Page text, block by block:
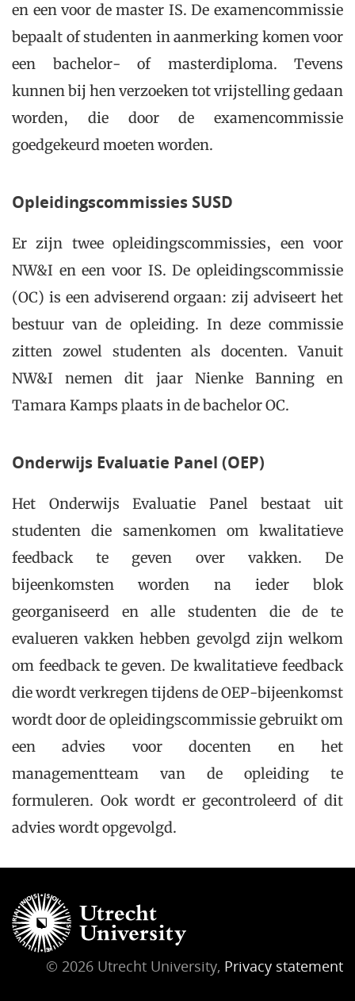
en een voor de master IS. De examencommissie
bepaalt of studenten in aanmerking komen voor
een bachelor- of masterdiploma. Tevens
kunnen bij hen verzoeken tot vrijstelling gedaan
worden, die door de examencommissie
goedgekeurd moeten worden.
Opleidingscommissies SUSD
Er zijn twee opleidingscommissies, een voor
NW&I en een voor IS. De opleidingscommissie
(OC) is een adviserend orgaan: zij adviseert het
bestuur van de opleiding. In deze commissie
zitten zowel studenten als docenten. Vanuit
NW&I nemen dit jaar Nienke Banning en
Tamara Kamps plaats in de bachelor OC.
Onderwijs Evaluatie Panel (OEP)
Het Onderwijs Evaluatie Panel bestaat uit
studenten die samenkomen om kwalitatieve
feedback te geven over vakken. De
bijeenkomsten worden na ieder blok
georganiseerd en alle studenten die de te
evalueren vakken hebben gevolgd zijn welkom
om feedback te geven. De kwalitatieve feedback
die wordt verkregen tijdens de OEP-bijeenkomst
wordt door de opleidingscommissie gebruikt om
een advies voor docenten en het
managementteam van de opleiding te
formuleren. Ook wordt er gecontroleerd of dit
advies wordt opgevolgd.
© 2026 Utrecht University, Privacy statement